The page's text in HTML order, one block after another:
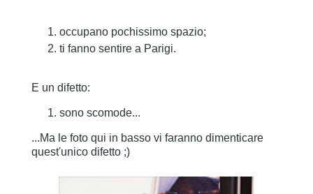
occupano pochissimo spazio;
ti fanno sentire a Parigi.
E un difetto:
sono scomode...
...Ma le foto qui in basso vi faranno dimenticare
quest'unico difetto ;)